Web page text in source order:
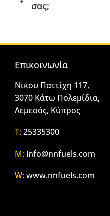
σας;
Επικοινωνία
Νίκου Παττίχη 117,
3070 Κάτω Πολεμίδια,
Λεμεσός, Κύπρος
T:25335300
M: info@nnfuels.com
W:www.nnfuels.com